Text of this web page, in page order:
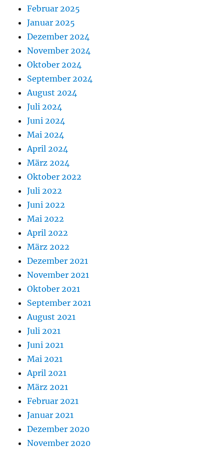
Februar 2025
Januar 2025
Dezember 2024
November 2024
Oktober 2024
September 2024
August 2024
Juli 2024
Juni 2024
Mai 2024
April 2024
März 2024
Oktober 2022
Juli 2022
Juni 2022
Mai 2022
April 2022
März 2022
Dezember 2021
November 2021
Oktober 2021
September 2021
August 2021
Juli 2021
Juni 2021
Mai 2021
April 2021
März 2021
Februar 2021
Januar 2021
Dezember 2020
November 2020